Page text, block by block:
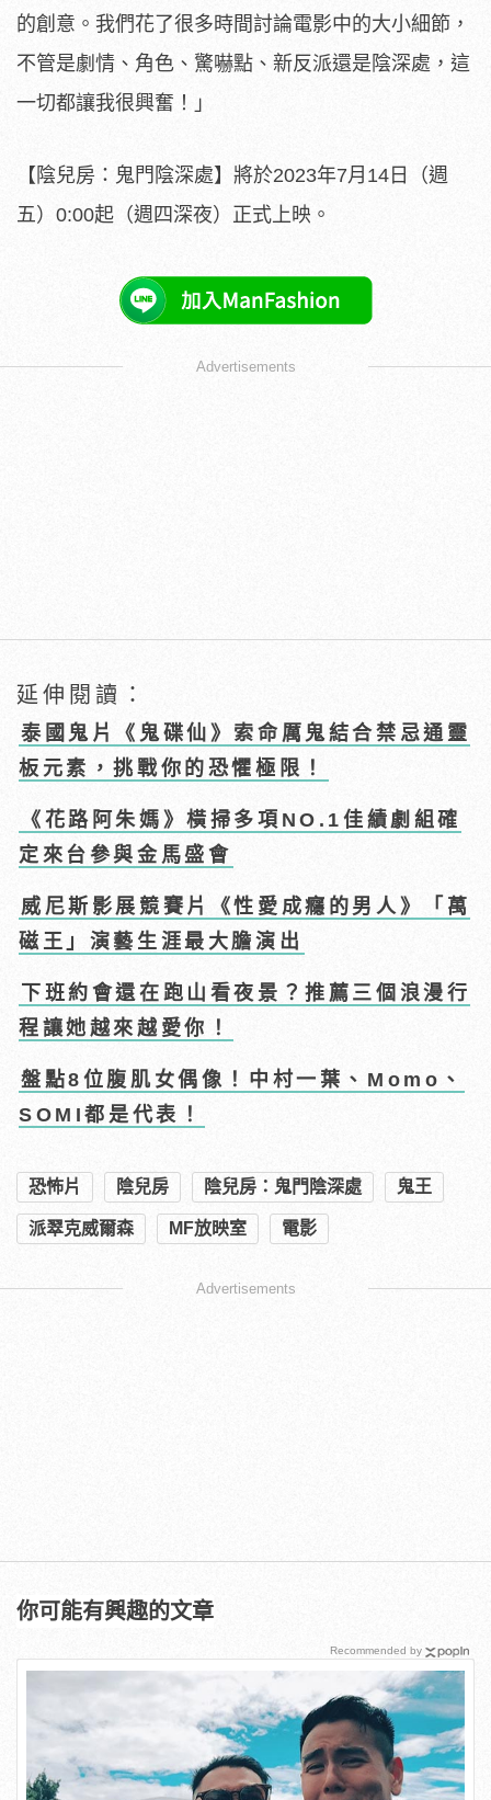
的創意。 我們花了很多時間討論電影中的大小細節，
不管是劇情、角色、 驚嚇點、新反派還是陰深處，這
一切都讓我很興奮！」
【陰兒房：鬼門陰深處】將於2023年7月14日（週
五）0:00起（週四深夜）正式上映。
Advertisements
延伸閱讀：
泰國鬼片《鬼碟仙》索命厲鬼結合禁忌通靈
板元素，挑戰你的恐懼極限！
《花路阿朱媽》橫掃多項NO.1佳績劇組確
定來台參與金馬盛會
威尼斯影展競賽片《性愛成癮的男人》「萬
磁王」演藝生涯最大膽演出
下班約會還在跑山看夜景？推薦三個浪漫行
程讓她越來越愛你！
盤點8位腹肌女偶像！中村一葉、Momo、
SOMI都是代表！
恐怖片 陰兒房 陰兒房：鬼門陰深處 鬼王
派翠克威爾森 MF放映室 電影
Advertisements
你可能有興趣的文章
Recommended by